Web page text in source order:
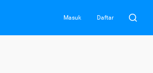
Masuk Daftar